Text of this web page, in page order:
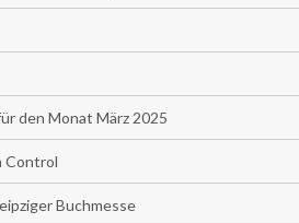
den Monat März 2025
Control
Buchmesse